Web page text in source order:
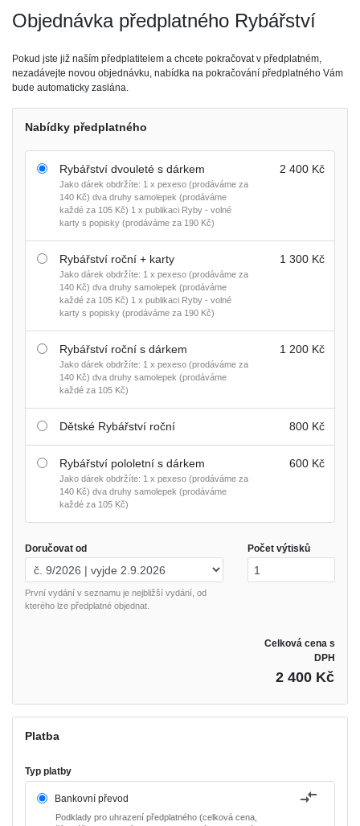
Objednávka předplatného Rybářství
Pokud jste již naším předplatitelem a chcete pokračovat v předplatném,
nezadávejte novou objednávku, nabídka na pokračování předplatného Vám
bude automaticky zaslána.
Nabídky předplatného
Rybářství dvouleté s dárkem
Jako dárek obdržíte: 1 x pexeso (prodáváme za
140 Kč) dva druhy samolepek (prodáváme
každé za 105 Kč) 1 x publikaci Ryby - volné
karty s popisky (prodáváme za 190 Kč)
2 400 Kč
Rybářství roční + karty
Jako dárek obdržíte: 1 x pexeso (prodáváme za
140 Kč) dva druhy samolepek (prodáváme
každé za 105 Kč) 1 x publikaci Ryby - volné
karty s popisky (prodáváme za 190 Kč)
1 300 Kč
Rybářství roční s dárkem
Jako dárek obdržíte: 1 x pexeso (prodáváme za
140 Kč) dva druhy samolepek (prodáváme
každé za 105 Kč)
1 200 Kč
Dětské Rybářství roční 800 Kč
Rybářství pololetní s dárkem
Jako dárek obdržíte: 1 x pexeso (prodáváme za
140 Kč) dva druhy samolepek (prodáváme
každé za 105 Kč)
600 Kč
Doručovat od
První vydání v seznamu je nejbližší vydání, od
kterého lze předplatné objednat.
Počet výtisků
Celková cena s
DPH
2 400 Kč
Platba
Typ platby
Bankovní převod
Podklady pro uhrazení předplatného (celková cena,